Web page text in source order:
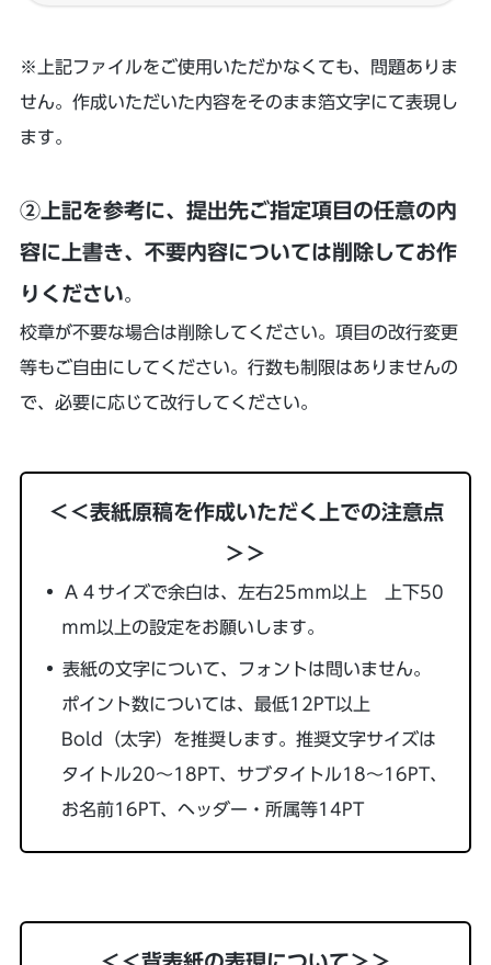
※上記ファイルをご使用いただかなくても、問題ありま
せん。作成いただいた内容をそのまま箔文字にて表現し
ます。
②上記を参考に、提出先ご指定項目の任意の内
容に上書き、不要内容については削除してお作
りください。
校章が不要な場合は削除してください。項目の改行変更
等もご自由にしてください。行数も制限はありませんの
で、必要に応じて改行してください。
＜＜表紙原稿を作成いただく上での注意点
＞＞
Ａ４サイズで余白は、左右25ｍｍ以上 上下50
ｍｍ以上の設定をお願いします。
表紙の文字について、フォントは問いません。
ポイント数については、最低12PT以上
Bold（太字）を推奨します。推奨文字サイズは
タイトル20～18PT、サブタイトル18～16PT、
お名前16PT、ヘッダー・所属等14PT